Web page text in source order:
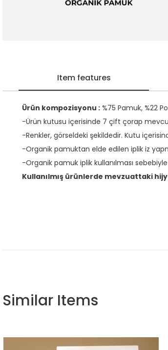
Item features
Ürün kompozisyonu : %75 Pamuk, %22
-Ürün kutusu içerisinde 7 çift çorap
-Renkler, görseldeki şekildedir. Kutu
-Organik pamuktan elde edilen iplik iz
-Organik pamuk iplik kullanılması
Kullanılmış ürünlerde mevzuattaki
Similar Items